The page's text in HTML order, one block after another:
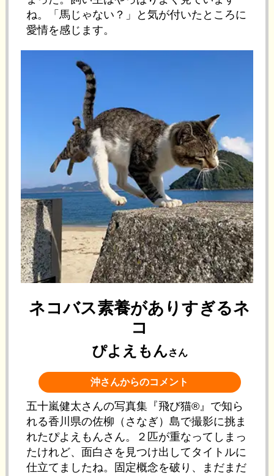
ね。「馬じゃない？」と気が付いたところに
愛情を感じます。
ネコバス素養がありすぎるネ
コ
ぴよえもんさん
沖さんからのコメント
五十嵐健太さんの写真集『飛び猫®』で知ら
れる香川県の佐柳（さなぎ）島で撮影に挑ま
れたぴよえもんさん。２匹が重なってしまっ
たけれど、面白さを見つけ出してタイトルに
仕立てましたね。固定概念を破り、まだまだ